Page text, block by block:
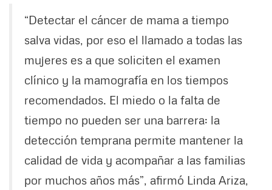
“Detectar el cáncer de mama a tiempo
salva vidas, por eso el llamado a todas las
mujeres es a que soliciten el examen
clínico y la mamografía en los tiempos
recomendados. El miedo o la falta de
tiempo no pueden ser una barrera: la
detección temprana permite mantener la
calidad de vida y acompañar a las familias
por muchos años más”, afirmó Linda Ariza,